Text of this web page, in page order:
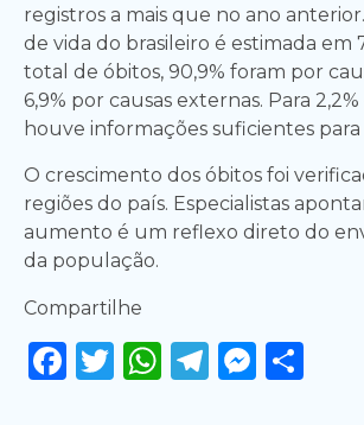
registros a mais que no ano
de vida do brasileiro é estimada em
total de óbitos, 90,9% foram por
6,9% por causas externas. Para 2,2%
houve informações suficientes para
O crescimento dos óbitos foi
regiões do país. Especialistas
aumento é um reflexo direto do
da população.
Compartilhe
Facebook
Twitter
WhatsApp
Telegram